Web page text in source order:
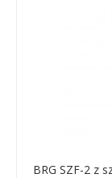
BRG SZF-2 z